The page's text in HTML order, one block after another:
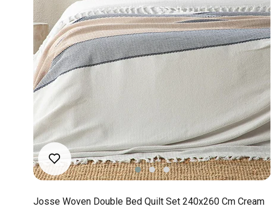
Josse Woven Double Bed Quilt Set 240x260 Cm Cream